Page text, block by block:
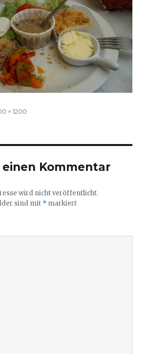
× 1200
einen Kommentar
wird nicht veröffentlicht.
sind mit * markiert